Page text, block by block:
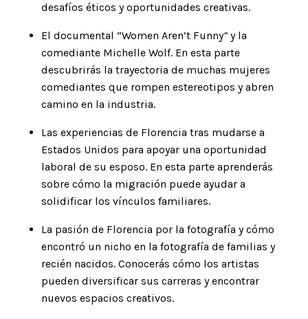
desafíos éticos y oportunidades creativas.
El documental “Women Aren’t Funny” y la
comediante Michelle Wolf. En esta parte
descubrirás la trayectoria de muchas mujeres
comediantes que rompen estereotipos y abren
camino en la industria.
Las experiencias de Florencia tras mudarse a
Estados Unidos para apoyar una oportunidad
laboral de su esposo. En esta parte aprenderás
sobre cómo la migración puede ayudar a
solidificar los vínculos familiares.
La pasión de Florencia por la fotografía y cómo
encontró un nicho en la fotografía de familias y
recién nacidos. Conocerás cómo los artistas
pueden diversificar sus carreras y encontrar
nuevos espacios creativos.